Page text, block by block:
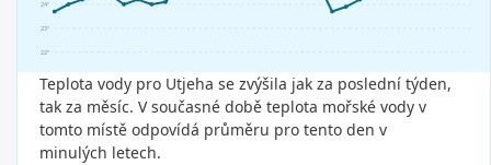
22°
23°
24°
Teplota vody pro Utjeha se zvýšila jak za poslední týden,
tak za měsíc. V současné době teplota mořské vody v
tomto místě odpovídá průměru pro tento den v
minulých letech.